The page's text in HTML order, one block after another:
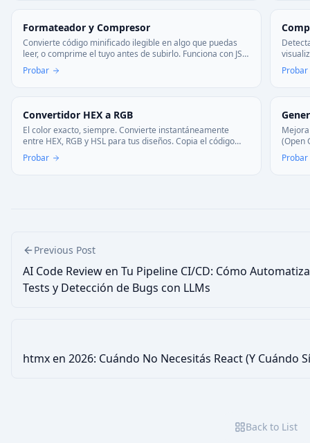
Formateador y Compresor
Convierte código minificado ilegible en algo que puedas
leer, o comprime el tuyo antes de subirlo. Funciona con JS,
CSS y HTML—todo en tu navegador, sin subir nada.
Probar Probar
Convertidor HEX a RGB
El color exacto, siempre. Convierte instantáneamente
entre HEX, RGB y HSL para tus diseños. Copia el código
perfecto con un solo clic.
Probar
(Open
Probar
Previous Post
AI Code Review en Tu Pipeline CI/CD: Cómo
Tests y Detección de Bugs con LLMs
htmx en 2026: Cuándo No Necesitás React (Y Cuándo
Back to List